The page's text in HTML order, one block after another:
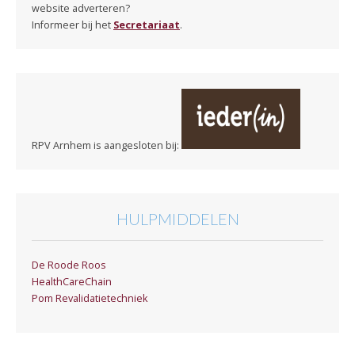
website adverteren?
Informeer bij het Secretariaat.
RPV Arnhem is aangesloten bij:
HULPMIDDELEN
De Roode Roos
HealthCareChain
Pom Revalidatietechniek